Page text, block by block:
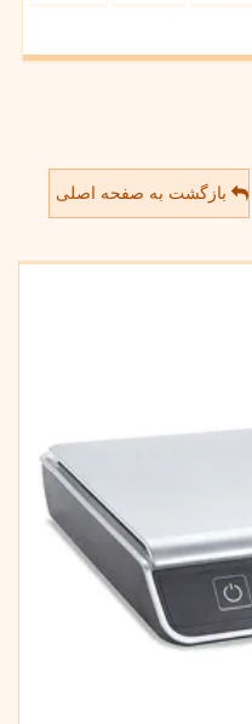
بازگشت به صفحه اصلی